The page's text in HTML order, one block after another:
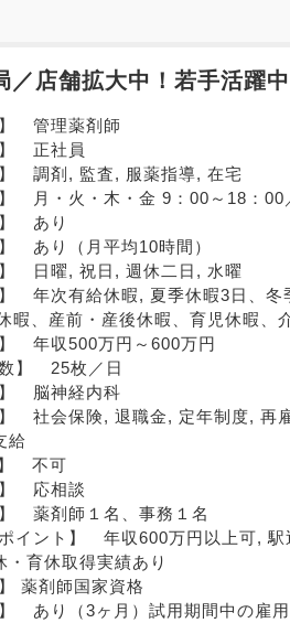
／店舗拡大中！若手活躍
　管理薬剤師
　正社員
】　調剤, 監査, 服薬指導, 在宅
】　月・火・木・金 9：00～18：
　あり
　あり（月平均10時間）
】　日曜, 祝日, 週休二日, 水曜
】　年次有給休暇, 夏季休暇3日、
暇、産前・産後休暇、育児休暇、
　年収500万円～600万円
】　25枚／日
　脳神経内科
】　社会保険, 退職金, 定年制度,
給
　不可
　応相談
　薬剤師１名、事務１名
ポイント】　年収600万円以上可,
・育休取得実績あり
薬剤師国家資格
】　あり（3ヶ月）試用期間中の雇